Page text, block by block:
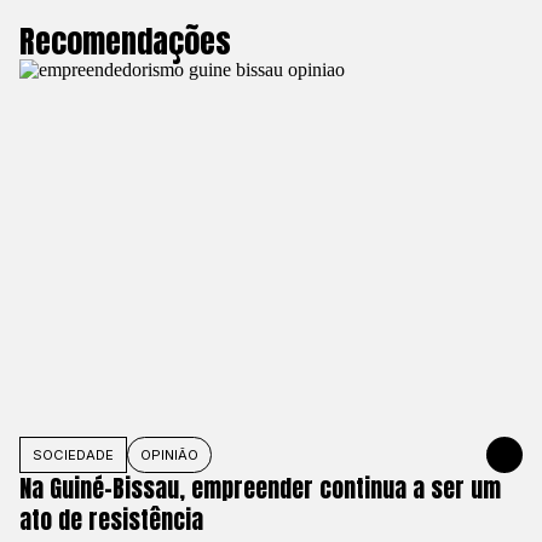
Recomendações
SOCIEDADE OPINIÃO 1 DE
Na Guiné-Bissau, empreender continua a ser um
ato de resistência